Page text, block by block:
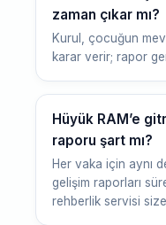
zaman çıkar mı?
Kurul, çocuğun
karar verir; rapor
Hüyük RAM’e
raporu şart mı?
Her vaka için aynı
gelişim raporları
rehberlik servisi